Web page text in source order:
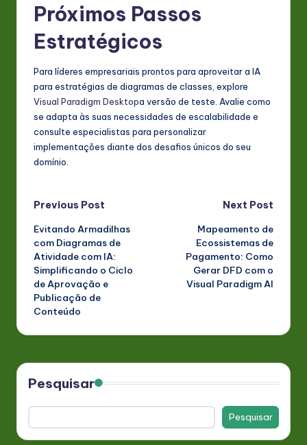
Próximos Passos
Estratégicos
Para líderes empresariais prontos para aproveitar a IA
para estratégias de diagramas de classes, explore
Visual Paradigm Desktopa versão de teste. Avalie como
se adapta às suas necessidades de escalabilidade e
consulte especialistas para personalizar
implementações diante dos desafios únicos do seu
domínio.
Post
navigation
Previous Post
Evitando Armadilhas
com Diagramas de
Atividade com IA:
Simplificando o Ciclo
de Aprovação e
Publicação de
Conteúdo
Next Post
Mapeamento de
Ecossistemas de
Pagamento: Como
Gerar DFD com o
Visual Paradigm AI
Pesquisar
Pesquisar